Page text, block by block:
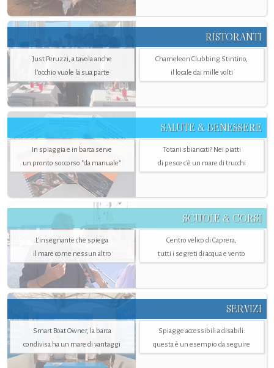
RISTORANTI
Just Peruzzi, a tavola anche
l’occhio vuole la sua parte
Chameleon Clubbing Stintino,
il locale dai mille volti
SALUTE & BENESSERE
In spiaggia e in barca serve
un pronto soccorso "da manuale"
Totani sbiancati? Nei piatti
di pesce c'è un mare di trucchi
SCUOLE & CORSI
L'insegnante che spiega
il mare come nessun altro
Centro velico di Caprera,
tutti i segreti di acqua e vento
SERVIZI
Smart Boat Owner, la barca
condivisa ha un mare di vantaggi
Spiagge accessibili a disabili:
questa è un esempio da seguire